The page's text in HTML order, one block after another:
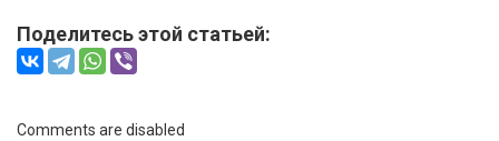
Поделитесь этой статьей:
Comments are disabled